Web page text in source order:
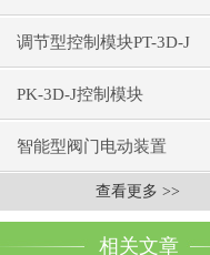
调节型控制模块PT-3D-J
PK-3D-J控制模块
智能型阀门电动装置
查看更多 >>
相关文章